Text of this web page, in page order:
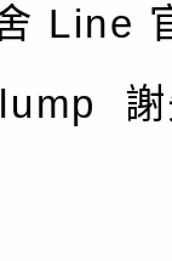
Line
謝